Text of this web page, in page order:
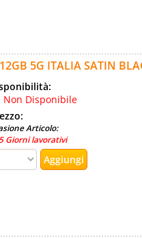
5G ITALIA SATIN
Non Disponibile
Articolo:
Giorni lavorativi